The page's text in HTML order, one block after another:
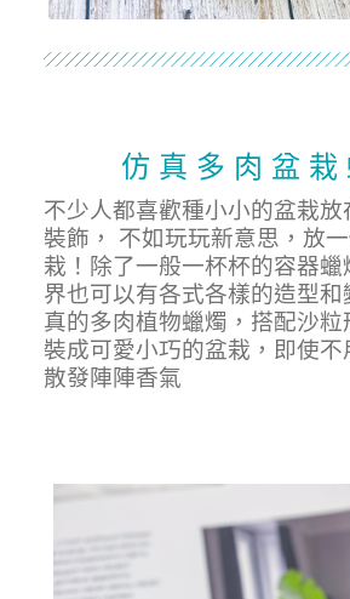
仿 真 多 肉 盆 栽
不少人都喜歡種小小的盆栽放
裝飾， 不如玩玩新意思，放
栽！除了一般一杯杯的容器蠟
界也可以有各式各樣的造型和
真的多肉植物蠟燭，搭配沙粒
裝成可愛小巧的盆栽，即使不
散發陣陣香氣